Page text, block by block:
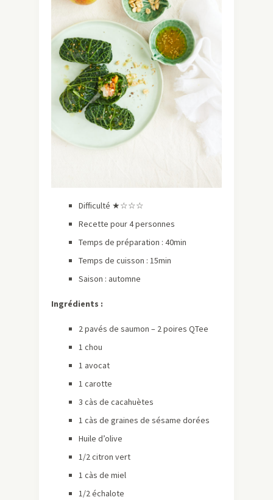
Difficulté ★☆☆☆
Recette pour 4 personnes
Temps de préparation : 40min
Temps de cuisson : 15min
Saison : automne
Ingrédients :
2 pavés de saumon – 2 poires QTee
1 chou
1 avocat
1 carotte
3 càs de cacahuètes
1 càs de graines de sésame dorées
Huile d’olive
1/2 citron vert
1 càs de miel
1/2 échalote